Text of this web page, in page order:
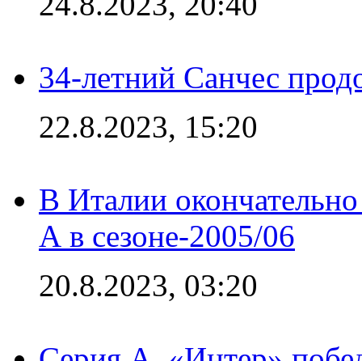
34-летний Санчес
22.8.2023, 15:20
В Италии
А в сезоне-2005/06
20.8.2023, 03:20